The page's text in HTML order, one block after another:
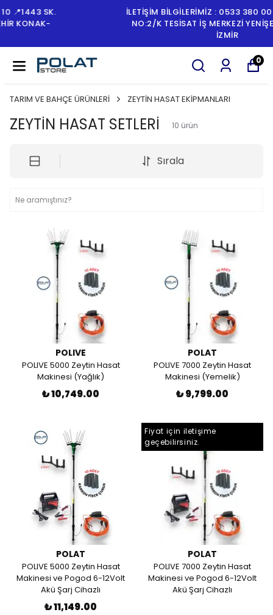
İLETİŞİM BİLGİLERİMİZ : 0533 380 00 10 📍1443 SK.
NO:2/K TESISAT İŞ MERKEZI YENIŞEHIR KONAK-
0
TARIM VE BAHÇE ÜRÜNLERİ ZEYTİN HASAT EKİPMANLARI
ZEYTİN HASAT SETLERİ 10 ürün
Sırala
POLIVE
POLIVE 5000 Zeytin Hasat
Makinesi (Yağlık)
₺ 10,749.00
POLAT
POLIVE 7000 Zeytin Hasat
Makinesi (Yemelik)
₺ 9,799.00
POLAT
POLIVE 5000 Zeytin Hasat
Makinesi ve Pogod 6-12Volt
Akü Şarj Cihazlı
₺ 11,149.00
Fiyat için iletişime
geçebilirsiniz.
POLAT
POLIVE 7000 Zeytin Hasat
Makinesi ve Pogod 6-12Volt
Akü Şarj Cihazlı